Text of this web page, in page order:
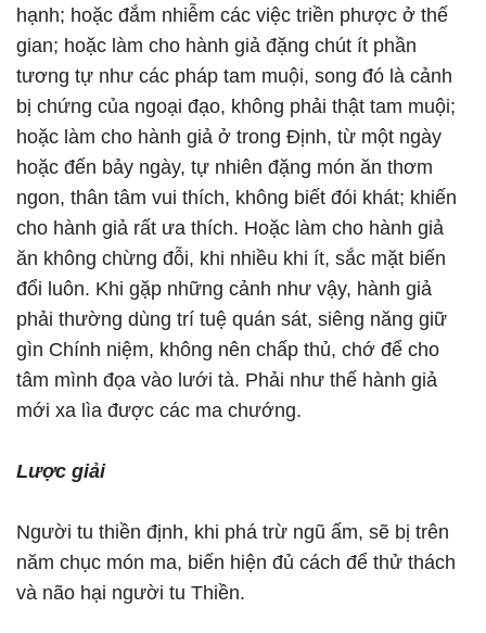
hạnh; hoặc đắm nhiễm các việc triền phược ở thế
gian; hoặc làm cho hành giả đặng chút ít phần
tương tự như các pháp tam muội, song đó là cảnh
bị chứng của ngoại đạo, không phải thật tam muội;
hoặc làm cho hành giả ở trong Định, từ một ngày
hoặc đến bảy ngày, tự nhiên đặng món ăn thơm
ngon, thân tâm vui thích, không biết đói khát; khiến
cho hành giả rất ưa thích. Hoặc làm cho hành giả
ăn không chừng đỗi, khi nhiều khi ít, sắc mặt biến
đổi luôn. Khi gặp những cảnh như vậy, hành giả
phải thường dùng trí tuệ quán sát, siêng năng giữ
gìn Chính niệm, không nên chấp thủ, chớ để cho
tâm mình đọa vào lưới tà. Phải như thế hành giả
mới xa lìa được các ma chướng.
Lược giải
Người tu thiền định, khi phá trừ ngũ ấm, sẽ bị trên
năm chục món ma, biến hiện đủ cách để thử thách
và não hại người tu Thiền.